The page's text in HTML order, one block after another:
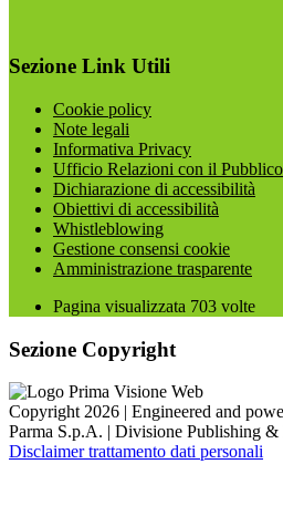
Sezione Link Utili
Cookie policy
Note legali
Informativa Privacy
Ufficio Relazioni con il Pubblico
Dichiarazione di accessibilità
Obiettivi di accessibilità
Whistleblowing
Gestione consensi cookie
Amministrazione trasparente
Pagina visualizzata 703 volte
Sezione Copyright
Copyright 2026 | Engineered and
Parma S.p.A. | Divisione Publishing
Disclaimer trattamento dati personali